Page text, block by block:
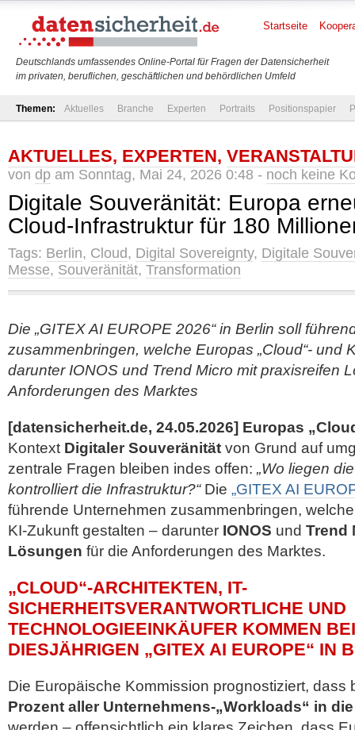
Deutschlands umfassendes Online-Portal für Fragen der Datensicherheit
im privaten, beruflichen, geschäftlichen und behördlichen Umfeld
Startseite
Themen: Aktuelles Branche Experten Portraits Positionspapier
AKTUELLES, EXPERTEN,
von dp am Sonntag, Mai 24, 2026 0:48 - noch keine
Digitale Souveränität: Europa
Cloud-Infrastruktur für 180
Tags: Berlin, Cloud, Digital Sovereignty, Digitale
Messe, Souveränität, Transformation
Die „GITEX AI EUROPE 2026“ in Berlin soll
zusammenbringen, welche Europas „Cloud“- und
darunter IONOS und Trend Micro mit praxisreifen
Anforderungen des Marktes
[datensicherheit.de, 24.05.2026] Europas
Kontext Digitaler Souveränität von Grund auf
zentrale Fragen bleiben indes offen: „Wo liegen
kontrolliert die Infrastruktur?“Die „GITEX AI
führende Unternehmen zusammenbringen,
KI-Zukunft gestalten – darunter IONOS und Trend
Lösungen für die Anforderungen des Marktes.
„CLOUD“-ARCHITEKTEN, IT-
SICHERHEITSVERANTWORTLICHE UND
TECHNOLOGIEEINKÄUFER KOMMEN
DIESJÄHRIGEN „GITEX AI EUROPE“ IN
Die Europäische Kommission prognostiziert, dass
Prozent aller Unternehmens-„Workloads“ in